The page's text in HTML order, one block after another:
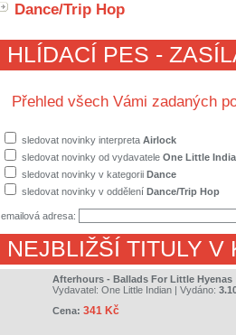
Dance/Trip Hop
HLÍDACÍ PES -
Přehled všech Vámi zadaných
sledovat novinky interpreta Airlock
sledovat novinky od vydavatele One Little
sledovat novinky v kategorii Dance
sledovat novinky v oddělení Dance/Trip Hop
emailová adresa:
NEJBLIŽŠÍ TITULY V
Afterhours - Ballads For Little Hyenas
Vydavatel: One Little Indian | Vydáno:
Cena: 341 Kč